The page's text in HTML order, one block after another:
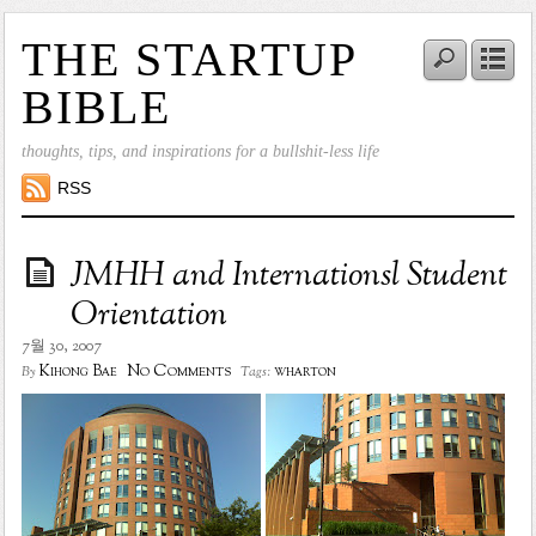
THE STARTUP
BIBLE
thoughts, tips, and inspirations for a bullshit-less life
RSS
JMHH and Internationsl Student
Orientation
7월 30, 2007
ByKihong Bae No Comments Tags:wharton